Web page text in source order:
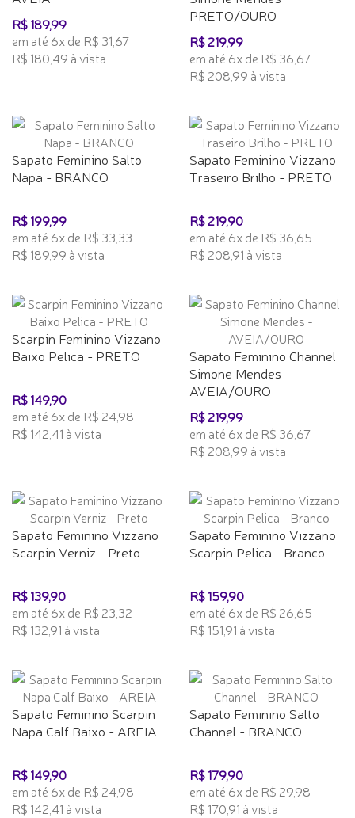
R$ 189,99
em até 6x de R$ 31,67
R$ 180,49 à vista
PRETO/OURO
R$ 219,99
em até 6x de R$ 36,67
R$ 208,99 à vista
Sapato Feminino Salto
Napa - BRANCO
R$ 199,99
em até 6x de R$ 33,33
R$ 189,99 à vista
Sapato Feminino Vizzano
Traseiro Brilho - PRETO
R$ 219,90
em até 6x de R$ 36,65
R$ 208,91 à vista
Scarpin Feminino Vizzano
Baixo Pelica - PRETO
R$ 149,90
em até 6x de R$ 24,98
R$ 142,41 à vista
Sapato Feminino Channel
Simone Mendes -
AVEIA/OURO
R$ 219,99
em até 6x de R$ 36,67
R$ 208,99 à vista
Sapato Feminino Vizzano
Scarpin Verniz - Preto
R$ 139,90
em até 6x de R$ 23,32
R$ 132,91 à vista
Sapato Feminino Vizzano
Scarpin Pelica - Branco
R$ 159,90
em até 6x de R$ 26,65
R$ 151,91 à vista
Sapato Feminino Scarpin
Napa Calf Baixo - AREIA
R$ 149,90
em até 6x de R$ 24,98
R$ 142,41 à vista
Sapato Feminino Salto
Channel - BRANCO
R$ 179,90
em até 6x de R$ 29,98
R$ 170,91 à vista